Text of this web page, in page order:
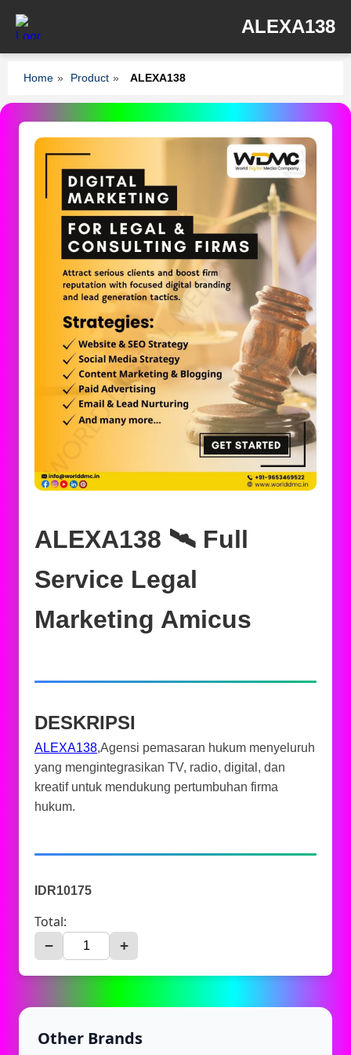
ALEXA138
Home » Product » ALEXA138
ALEXA138 🛰️‍ Full
Service Legal
Marketing Amicus
DESKRIPSI
ALEXA138,Agensi pemasaran hukum menyeluruh
yang mengintegrasikan TV, radio, digital, dan
kreatif untuk mendukung pertumbuhan firma
hukum.
IDR10175
Total:
− +
Other Brands